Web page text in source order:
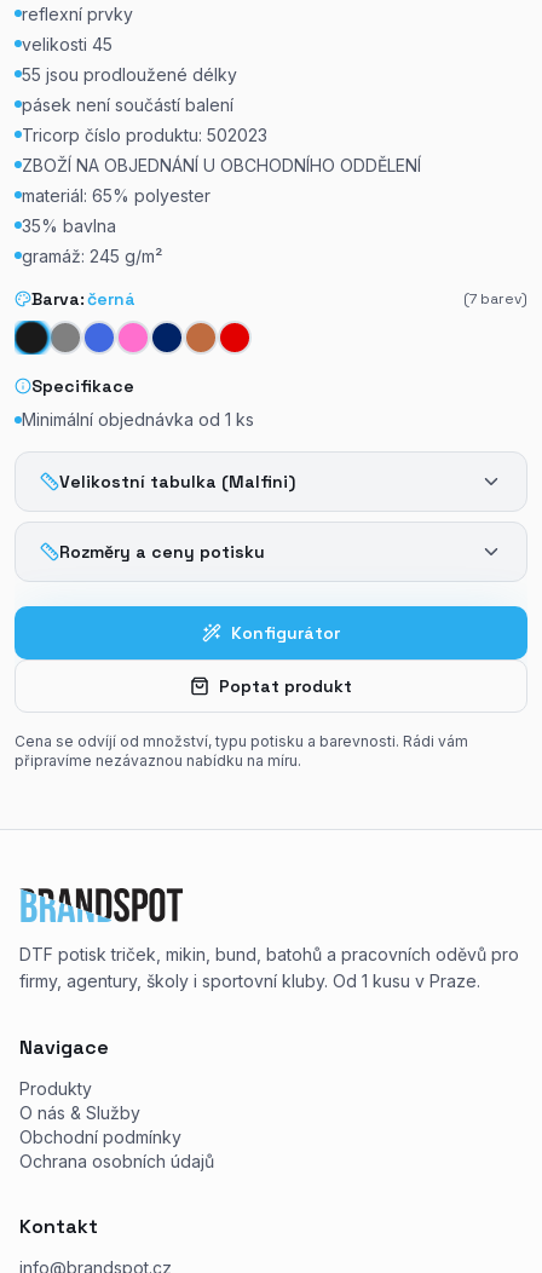
reflexní prvky
velikosti 45
55 jsou prodloužené délky
pásek není součástí balení
Tricorp číslo produktu: 502023
ZBOŽÍ NA OBJEDNÁNÍ U OBCHODNÍHO ODDĚLENÍ
materiál: 65% polyester
35% bavlna
gramáž: 245 g/m²
Barva:černá (7 barev)
Specifikace
Minimální objednávka od 1 ks
Velikostní tabulka (Malfini)
Rozměry a ceny potisku
Konfigurátor
Poptat produkt
Cena se odvíjí od množství, typu potisku a barevnosti. Rádi vám
připravíme nezávaznou nabídku na míru.
DTF potisk triček, mikin, bund, batohů a pracovních oděvů pro
firmy, agentury, školy i sportovní kluby. Od 1 kusu v Praze.
Navigace
Produkty
O nás & Služby
Obchodní podmínky
Ochrana osobních údajů
Kontakt
info@brandspot.cz